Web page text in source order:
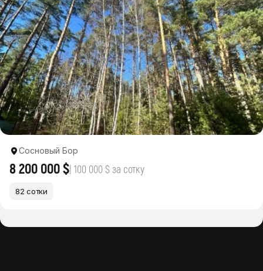
Сосновый Бор
8 200 000 $| 100 000 $ за сотку
82 сотки